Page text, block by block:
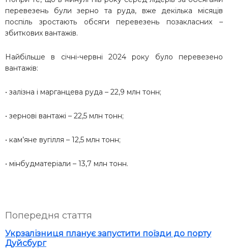
перевезень були зерно та руда, вже декілька місяців
поспіль зростають обсяги перевезень позакласних –
збиткових вантажів.
Найбільше в січні-червні 2024 року було перевезено
вантажів:
• залізна і марганцева руда – 22,9 млн тонн;
• зернові вантажі – 22,5 млн тонн;
• кам’яне вугілля – 12,5 млн тонн;
• мінбудматеріали – 13,7 млн тонн.
Попередня стаття
Укрзалізниця планує запустити поїзди до порту
Дуйсбург